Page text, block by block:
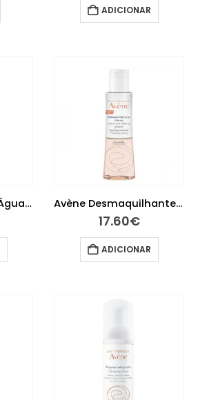
ADICIONAR
Avène Cleanance Água Micelar 400ml Avène Desmaquilhante Olhos Intenso Waterproof 125 ml
17.60€
ADICIONAR